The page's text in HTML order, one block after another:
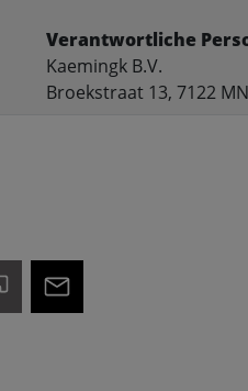
Verantwortliche
Kaemingk B.V.
Broekstraat 13, 7122